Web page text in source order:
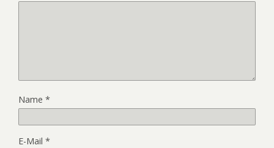
Name *
E-Mail *